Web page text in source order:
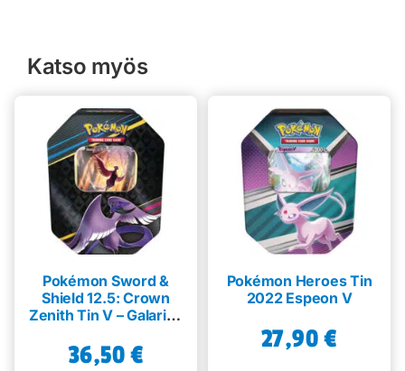
Katso myös
Pokémon Sword &
Shield 12.5: Crown
Zenith Tin V – Galarian
36,50€
Pokémon Heroes Tin
2022 Espeon V
27,90€